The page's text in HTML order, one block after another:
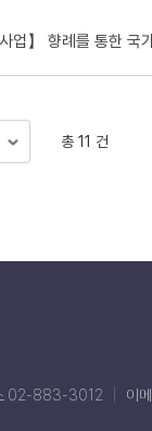
업】 향례를 통한
총 11 건
02-883-3012 이